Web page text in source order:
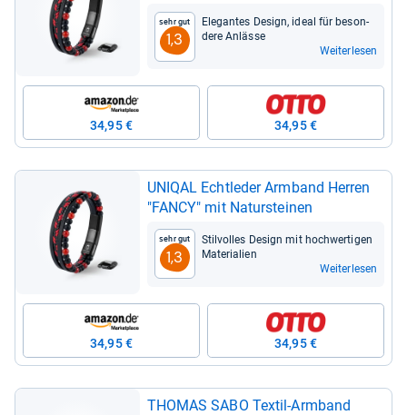
stahl | Gra­tis Etui Box (ROT AGATE,
19)Sehr gut
1,3
Ele­gan­tes Design, ideal für beson­
dere Anlässe
Weiterlesen
34,95 € 34,95 €
UNI­QAL Echt­le­der Arm­band Her­ren
"FANCY" mit Natur­stei­nen
Sehr gut
1,3
Stil­vol­les Design mit hoch­wer­ti­gen
Mate­ria­lien
Weiterlesen
34,95 € 34,95 €
THO­MAS SABO Tex­til-​Arm­band